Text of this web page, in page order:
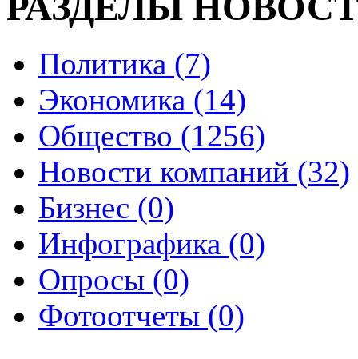
Политика (7)
Экономика (14)
Общество (1256)
Новости компаний (32)
Бизнес (0)
Инфографика (0)
Опросы (0)
Фотоотчеты (0)